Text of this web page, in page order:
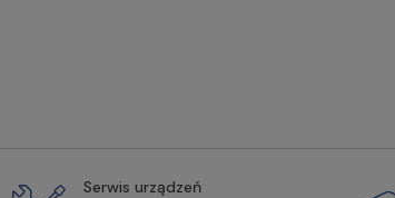
Serwis urządzeń